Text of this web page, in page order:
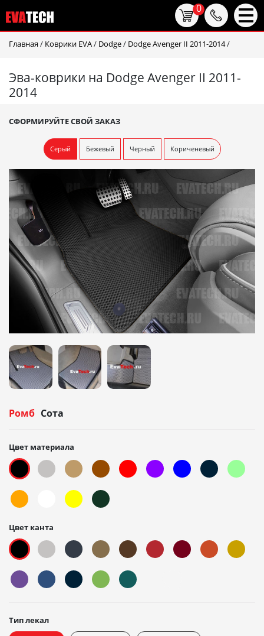
Главная / Коврики EVA/ Dodge/ Dodge Avenger II 2011-2014/
Эва-коврики на Dodge Avenger II 2011-
2014
СФОРМИРУЙТЕ СВОЙ ЗАКАЗ
Серый Бежевый Черный Кориченевый
Ромб Сота
Цвет материала
Цвет канта
Тип лекал
0